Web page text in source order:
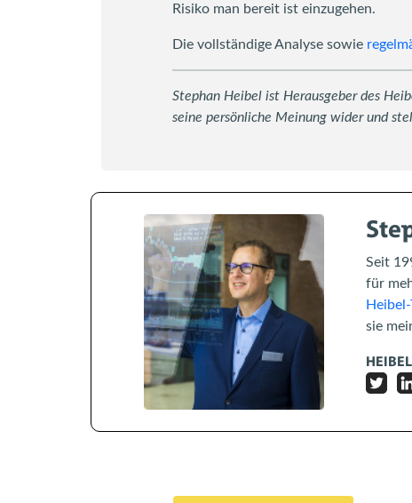
Risiko man bereit ist einzugehen.
Die vollständige Analyse sowie
Stephan Heibel ist Herausgeber des
seine persönliche Meinung wider und
Seit
für
sie